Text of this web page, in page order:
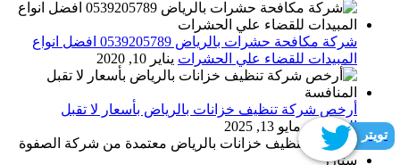
شركة مكافحة حشرات بالرياض 0539205789 افضل انواع
المبيدات للقضاء علي الحشرات يناير 10, 2020
أرخص شركة تنظيف خزانات بالرياض بأسعار لا تقبل
المنافسة مايو 13, 2025
تويتر